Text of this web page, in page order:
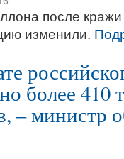
после
изменили.
более 410
– министр